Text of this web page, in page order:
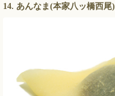
14. あんなま(本家八ッ橋西尾)